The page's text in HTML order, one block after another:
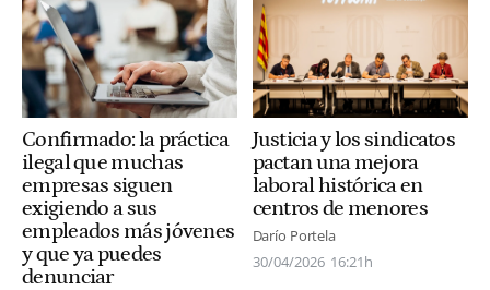
Confirmado: la práctica
ilegal que muchas
empresas siguen
exigiendo a sus
empleados más jóvenes
y que ya puedes
denunciar
Justicia y los sindicatos
pactan una mejora
laboral histórica en
centros de menores
Darío Portela
30/04/2026 16:21h